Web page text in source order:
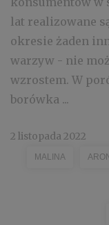
lat realizowane
okresie żaden
warzyw - nie
wzrostem. W
borówka ...
2 listopada 2022
MALINA